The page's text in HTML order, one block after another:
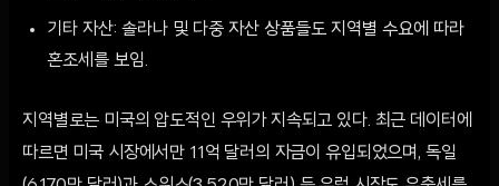
기타 자산: 솔라나 및 다중 자산 상품들도 지역별 수요에 따라
혼조세를 보임.
지역별로는 미국의 압도적인 우위가 지속되고 있다. 최근 데이터에
따르면 미국 시장에서만 11억 달러의 자금이 유입되었으며, 독일